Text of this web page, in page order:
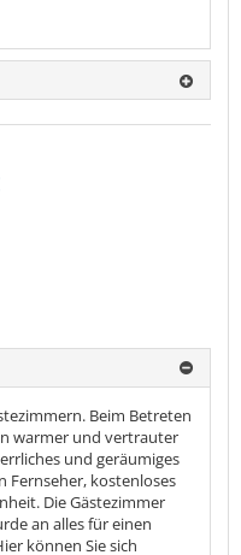
Beim Betreten
warmer und vertrauter
und geräumiges
Fernseher, kostenloses
Die Gästezimmer
an alles für einen
können Sie sich